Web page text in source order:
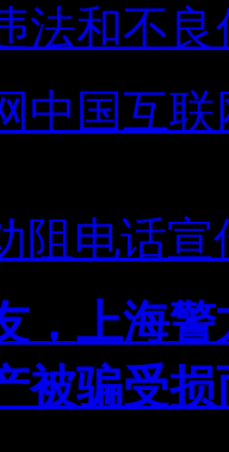
法和不
中国互
阻电话宣
，上海
被骗受